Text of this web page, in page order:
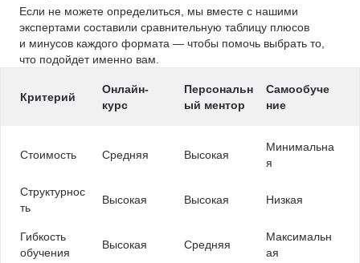
Если не можете определиться, мы вместе с нашими
экспертами составили сравнительную таблицу плюсов
и минусов каждого формата — чтобы помочь выбрать то,
что подойдет именно вам.
Критерий
Онлайн-
курс
Персональн
ый ментор
Самообуче
ние
Стоимость Средняя Высокая
Минимальна
я
Структурнос
ть
Высокая Высокая Низкая
Гибкость
обучения
Высокая Средняя
Максимальн
ая